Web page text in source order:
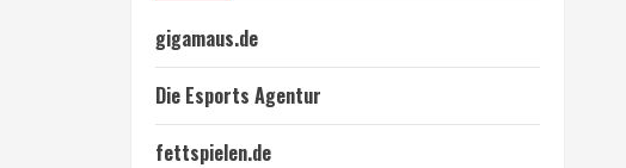
gigamaus.de
Die Esports Agentur
fettspielen.de